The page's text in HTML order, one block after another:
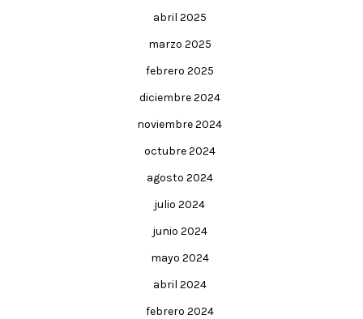
abril 2025
marzo 2025
febrero 2025
diciembre 2024
noviembre 2024
octubre 2024
agosto 2024
julio 2024
junio 2024
mayo 2024
abril 2024
febrero 2024